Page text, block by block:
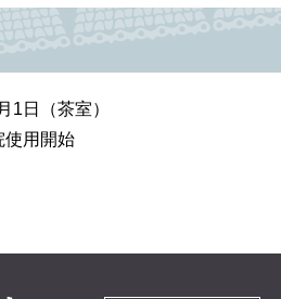
1日（茶室）
用開始